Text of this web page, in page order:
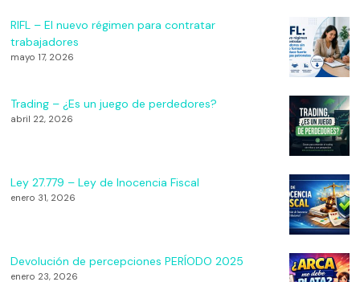
RIFL – El nuevo régimen para contratar
trabajadores
mayo 17, 2026
Trading – ¿Es un juego de perdedores?
abril 22, 2026
Ley 27.779 – Ley de Inocencia Fiscal
enero 31, 2026
Devolución de percepciones PERÍODO 2025
enero 23, 2026